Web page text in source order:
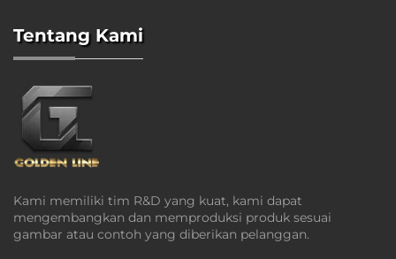
Tentang Kami
Kami memiliki tim R&D yang kuat, kami dapat
mengembangkan dan memproduksi produk sesuai
gambar atau contoh yang diberikan pelanggan.